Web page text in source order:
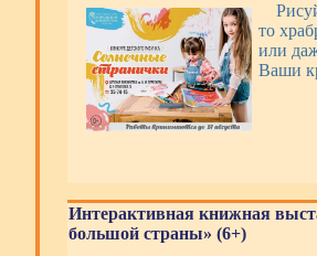
то
или
Ваши
Интерактивная книжная
большой страны» (6+)